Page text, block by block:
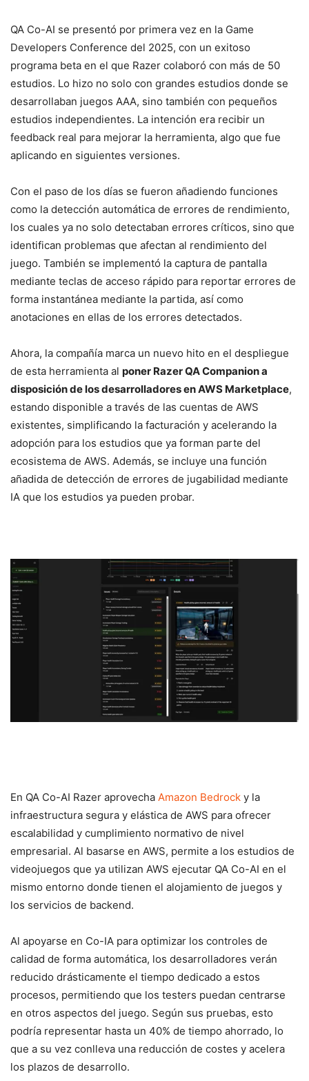
QA Co-AI se presentó por primera vez en la Game
Developers Conference del 2025, con un exitoso
programa beta en el que Razer colaboró ​​con más de 50
estudios. Lo hizo no solo con grandes estudios donde se
desarrollaban juegos AAA, sino también con pequeños
estudios independientes. La intención era recibir un
feedback real para mejorar la herramienta, algo que fue
aplicando en siguientes versiones.
Con el paso de los días se fueron añadiendo funciones
como la detección automática de errores de rendimiento,
los cuales ya no solo detectaban errores críticos, sino que
identifican problemas que afectan al rendimiento del
juego. También se implementó la captura de pantalla
mediante teclas de acceso rápido para reportar errores de
forma instantánea mediante la partida, así como
anotaciones en ellas de los errores detectados.
Ahora, la compañía marca un nuevo hito en el despliegue
de esta herramienta al poner Razer QA Companion a
disposición de los desarrolladores en AWS Marketplace,
estando disponible a través de las cuentas de AWS
existentes, simplificando la facturación y acelerando la
adopción para los estudios que ya forman parte del
ecosistema de AWS. Además, se incluye una función
añadida de detección de errores de jugabilidad mediante
IA que los estudios ya pueden probar.
En QA Co-AI Razer aprovecha Amazon Bedrock y la
infraestructura segura y elástica de AWS para ofrecer
escalabilidad y cumplimiento normativo de nivel
empresarial. Al basarse en AWS, permite a los estudios de
videojuegos que ya utilizan AWS ejecutar QA Co-AI en el
mismo entorno donde tienen el alojamiento de juegos y
los servicios de backend.
Al apoyarse en Co-IA para optimizar los controles de
calidad de forma automática, los desarrolladores verán
reducido drásticamente el tiempo dedicado a estos
procesos, permitiendo que los testers puedan centrarse
en otros aspectos del juego. Según sus pruebas, esto
podría representar hasta un 40% de tiempo ahorrado, lo
que a su vez conlleva una reducción de costes y acelera
los plazos de desarrollo.